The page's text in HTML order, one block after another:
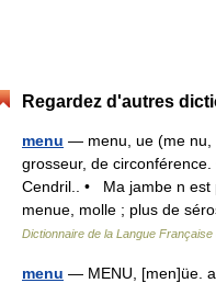
Regardez d'autres
menu — menu, ue (me nu,
grosseur, de
Cendril.. • Ma jambe n est
menue, molle ; plus de
Dictionnaire de la Langue Française
menu — MENU, [men]üe.